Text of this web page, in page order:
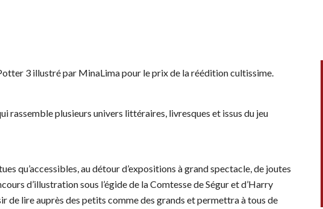
3 illustré par MinaLima pour le prix de la réédition cultissime.
rassemble plusieurs univers littéraires, livresques et issus du jeu
qu’accessibles, au détour d’expositions à grand spectacle, de joutes
d’illustration sous l’égide de la Comtesse de Ségur et d’Harry
de lire auprès des petits comme des grands et permettra à tous de